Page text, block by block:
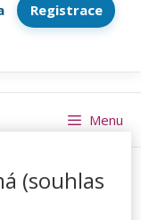
Registrace
Menu
(souhlas